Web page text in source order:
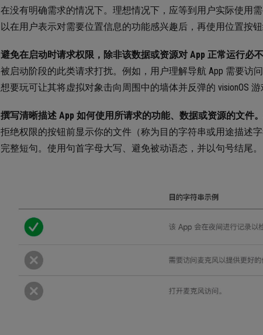
在没有明确需求的情况下。理想情况下，应等到用户实际使用
以在用户表示对需要位置信息的功能感兴趣后，再使用位置按
避免在启动时请求权限，除非该数据或资源对 App 正常运行必不
被启动阶段的此类请求打扰。例如，用户理解导航 App 需要访
想要玩可让其将虚拟对象击向周围中的墙体并反弹的 visionOS
撰写清晰描述 App 如何使用所请求的功能、数据或资源的文件。
拒绝权限的按钮前显示你的文件（称为目的字符串或用途描述
完整短句。使用句首字母大写、避免被动语态，并以句号结尾。